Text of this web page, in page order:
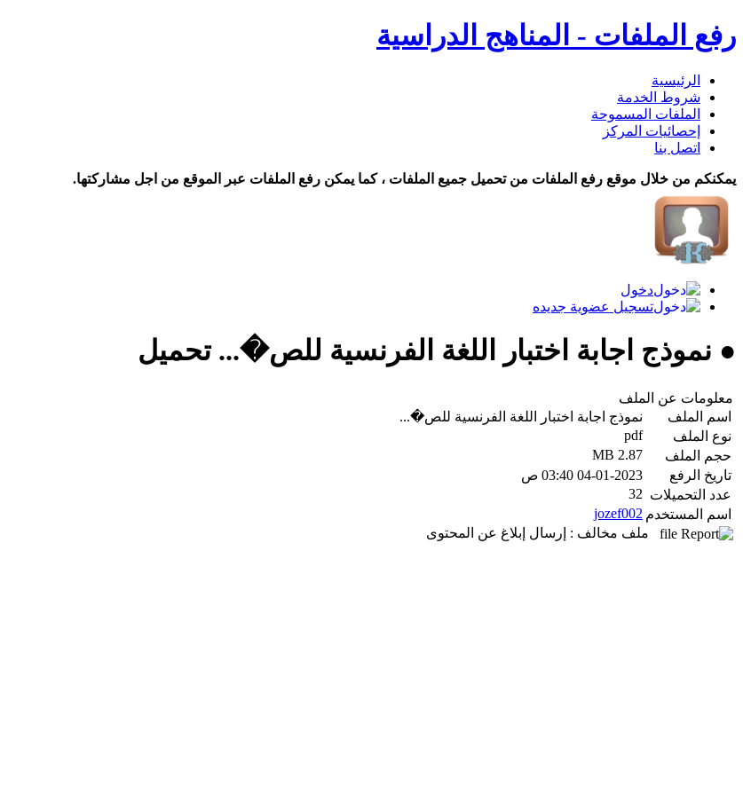
رفع الملفات - المناهج الدراسية
الرئيسية
شروط الخدمة
الملفات المسموحة
إحصائيات المركز
اتصل بنا
يمكنكم من خلال موقع رفع الملفات من تحميل جميع الملفات ، كما يمكن رفع الملفات عبر الموقع من اجل مشاركتها.
دخول
تسجيل عضوية جديده
● نموذج اجابة اختبار اللغة الفرنسية للص�... تحميل
معلومات عن الملف
اسم الملف
نموذج اجابة اختبار اللغة الفرنسية للص�...
نوع الملف
pdf
حجم الملف
2.87 MB
تاريخ الرفع
04-01-2023 03:40 ص
عدد التحميلات 32
اسم المستخدم jozef002
ملف مخالف : إرسال إبلاغ عن المحتوى